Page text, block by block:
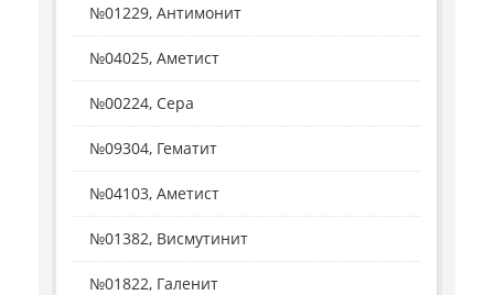
№01229, Антимонит
№04025, Аметист
№00224, Сера
№09304, Гематит
№04103, Аметист
№01382, Висмутинит
№01822, Галенит